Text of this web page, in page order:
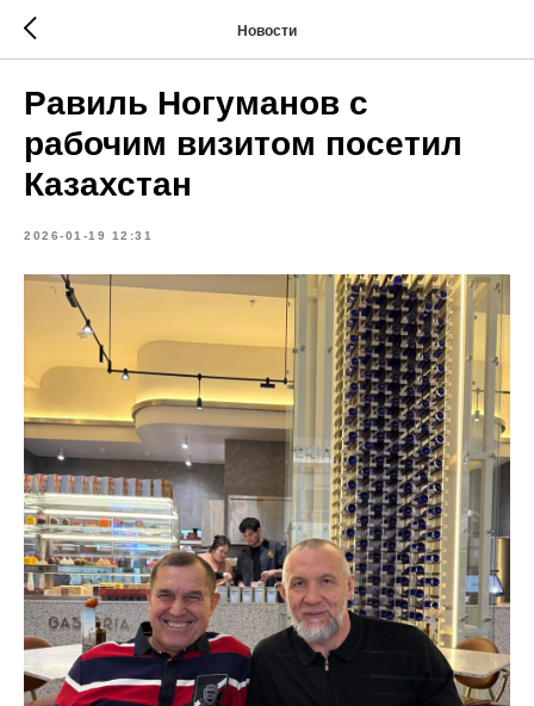
Новости
Равиль Ногуманов с
рабочим визитом посетил
Казахстан
2026-01-19 12:31